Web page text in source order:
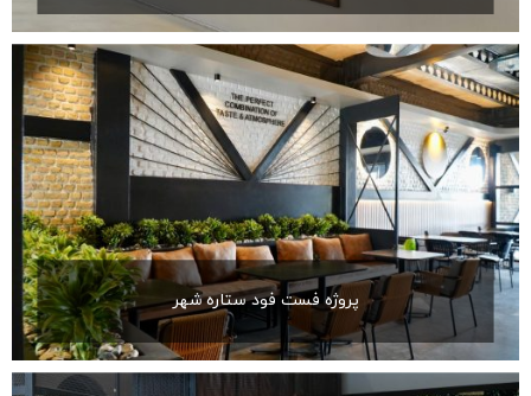
پروژه فست فود ستاره شهر